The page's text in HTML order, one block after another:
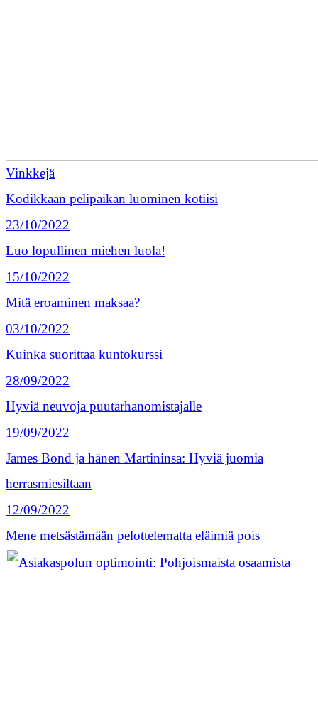
Vinkkejä
Kodikkaan pelipaikan luominen kotiisi
23/10/2022
Luo lopullinen miehen luola!
15/10/2022
Mitä eroaminen maksaa?
03/10/2022
Kuinka suorittaa kuntokurssi
28/09/2022
Hyviä neuvoja puutarhanomistajalle
19/09/2022
James Bond ja hänen Martininsa: Hyviä juomia
herrasmiesiltaan
12/09/2022
Mene metsästämään pelottelematta eläimiä pois